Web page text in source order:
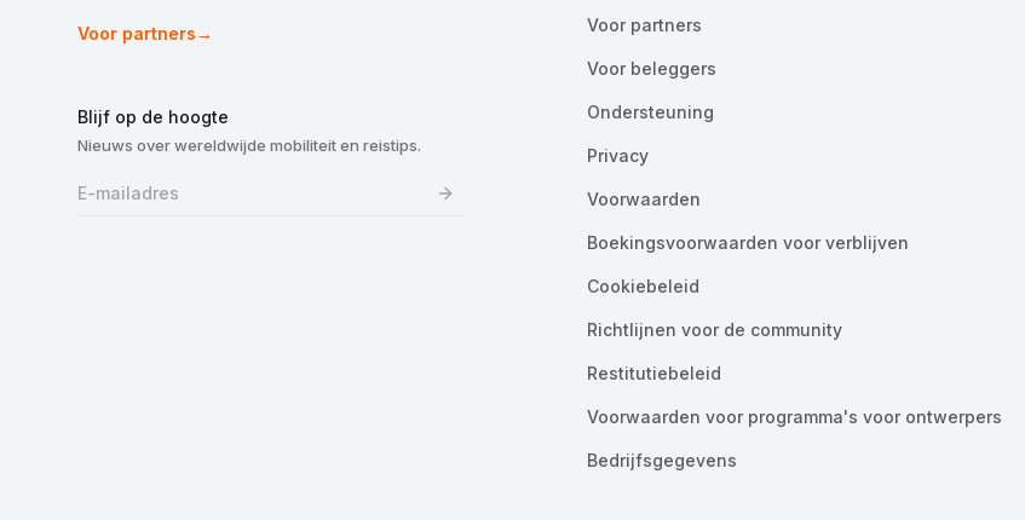
Voor partners→
Blijf op de hoogte
Nieuws over wereldwijde mobiliteit en reistips.
Voor partners
Voor beleggers
Ondersteuning
Privacy
Voorwaarden
Boekingsvoorwaarden voor verblijven
Cookiebeleid
Richtlijnen voor de community
Restitutiebeleid
Voorwaarden voor programma's voor ontwerpers
Bedrijfsgegevens